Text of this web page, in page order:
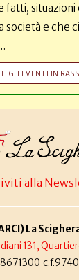
fatti,
società e che
GLI EVENTI IN
alla
La
131,